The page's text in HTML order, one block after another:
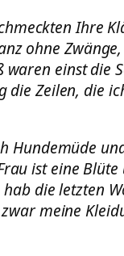
Ihre
ohne
waren einst die
die Zeilen, die
Hundemüde
ist eine
die letzten
meine